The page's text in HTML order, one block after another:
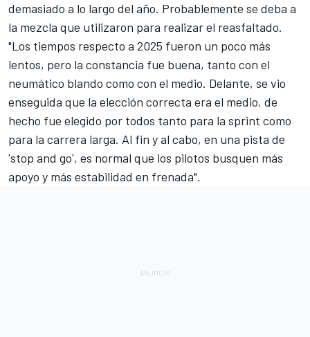
demasiado a lo largo del año. Probablemente se deba a
la mezcla que utilizaron para realizar el reasfaltado.
"Los tiempos respecto a 2025 fueron un poco más
lentos, pero la constancia fue buena, tanto con el
neumático blando como con el medio. Delante, se vio
enseguida que la elección correcta era el medio, de
hecho fue elegido por todos tanto para la sprint como
para la carrera larga. Al fin y al cabo, en una pista de
'stop and go', es normal que los pilotos busquen más
apoyo y más estabilidad en frenada".